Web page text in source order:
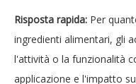
Risposta rapida: Per
ingredienti alimentari, gli
l'attività o la funzionalità
applicazione e l'impatto